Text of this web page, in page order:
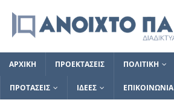
ΑΡΧΙΚΗ ΠΡΟΕΚΤΑΣΕΙΣ ΠΟΛΙΤΙΚΗ
ΠΡΟΤΑΣΕΙΣ ΙΔΕΕΣ ΕΠΙΚΟΙΝΩΝΙΑ